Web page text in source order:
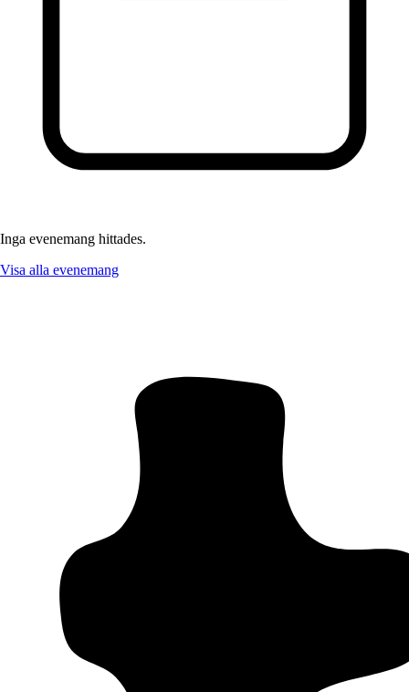
Inga evenemang hittades.
Visa alla evenemang